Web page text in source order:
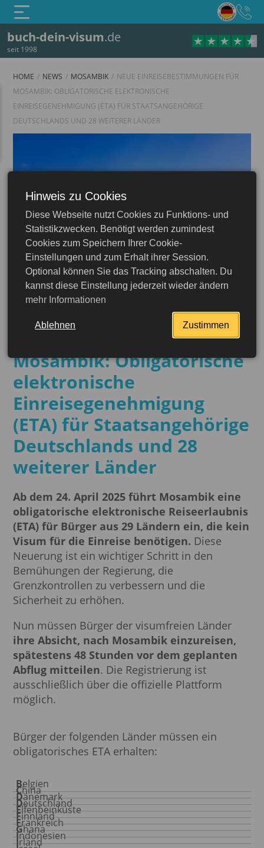
buch-dein-visum.de
seit 1998
Mosambik
jetzt beantragen
HOME NEWS MOSAMBIK
NEUE EINREISEBESTIMMUNGEN FÜR
MOSAMBIK: OBLIGATORISCHE ELEKTRONISCHE
EINREISEGENEHMIGUNG (ETA) FÜR STAATSANGEHÖRIGE
DEUTSCHLANDS UND 28 WEITERER LÄNDER
12.05.2025
Neue
Einreisebestimmungen für
Mosambik: Obligatorische
elektronische
Einreisegenehmigung
(ETA) für Staatsangehörige
Deutschlands und 28
weiterer Länder
Ab dem 24. April 2025 führt Mosambik eine
obligatorische elektronische Reiseerlaubnis
(ETA) für Bürger aus 29 Ländern ein, die kein
Visum für die Einreise benötigen. Diese
Neuerung ist ein wichtiger Schritt in den
Bemühungen der Regierung, die
Grenzkontrollen zu verbessern und die
Sicherheit zu erhöhen.
Nun müssen Bürger der visumfreien Länder
ihre Absicht, nach Mosambik einzureisen,
spätestens 48 Stunden vor dem geplanten
Abflug mitteilen. Die Registrierung ist
ausschließlich über die offizielle Plattform
möglich.
Bürger der folgenden Länder müssen ein
obligatorisches ETA erhalten:
Belgien
China
Dänemark
Deutschland
Elfenbeinküste
Finnland
Frankreich
Ghana
Indonesien
Irland
Hinweis zu Cookies
Diese Webseite nutzt Cookies zu Funktions- und
Statistikzwecken. Benötigt werden zumindest
Cookies zum Speichern Ihrer Cookie-
Einstellungen und zum Erhalt ihrer Session.
Optional können Sie das Tracking abschalten. Du
kannst diese Einstellung jederzeit wieder ändern
mehr Informationen
Ablehnen Zustimmen